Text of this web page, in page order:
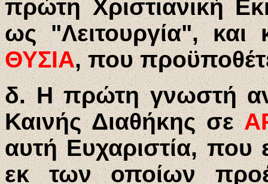
πρώτη Χριστιανική
ως "Λειτουργία",
ΘΥΣΙΑ, που
δ. Η πρώτη γνωστή
Καινής Διαθήκης σε
αυτή Ευχαριστία, που
εκ των οποίων